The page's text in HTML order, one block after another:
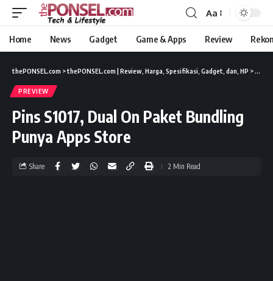
Aa
Home News Gadget Game & Apps Review
thePONSEL.com >thePONSEL.com | Review, Harga, Spesifikasi, Gadget, dan, HP >
PREVIEW
Pins S1017, Dual On Paket Bundling
Punya Apps Store
Share 2 Min Read